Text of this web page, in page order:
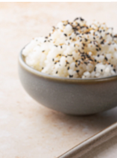
MENU MAKI SAUMON &
GYOZA VÉGÉTARIEN